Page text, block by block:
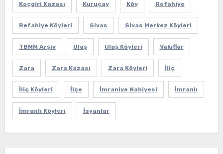
Koçgiri Kazası Kuruçay Köy Refahiye
Refahiye Köyleri Sivas Sivas Merkez Köyleri
TBMM Arşiv Ulaş Ulaş Köyleri Vakıflar
Zara Zara Kazası Zara Köyleri İliç
İliç Köyleri İlçe İmraniye Nahiyesi İmranlı
İmranlı Köyleri İsyanlar